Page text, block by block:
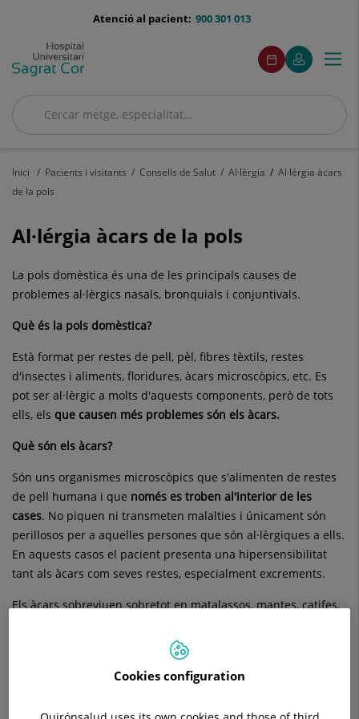
menu-
900 301 013
Atenció al pacient:
Cercar
Cercar
menuAcceso
Demaneu
cita
Aquest
enllaç
s'obrirà
una
El
meu
Aquest
enllaç
s'obrirà
una
finestra
Menú
Inici Pacients i visitants Consells de Salut Al·lèrgia
Al·lérgia àcars
de la pols
Al·lérgia àcars de la pols
La pols domèstica és una de les principals causes de
problemes al·lèrgics nasals, bronquials i conjuntivals.
Què és la pols domèstica?
Està format per restes de pell, pèl, fibres tèxtils, restes
d'insectes i aliments, floridures, àcars microscòpics, etc. Es
pot ser al·lèrgic a molts d'aquests components, però de tots
ells, els que causen més problemes són els àcars.
Què són els àcars?
Són uns organismes microscòpics que s'alimenten de restes
de pell humana i que només es troben al'interior de les
cases. No piquen ni transmeten malalties i únicament són
perillosos per a aquelles persones que són al·lèrgiques a ells.
En aquests casos el pacient presenta una hipersensibilitat
tant als àcars com seves restes, especialment excrements.
Els àcars sobreviuen sobretot en matalassos, mantes, catifes,
humitat ambiental és elevada i la temperatura es manté al
voltant de 25ºC. Pràcticament no sobreviuen en ambients secs
ni a més de 800 metres d'altitud, així com tampoc en llocs
Cookies configuration